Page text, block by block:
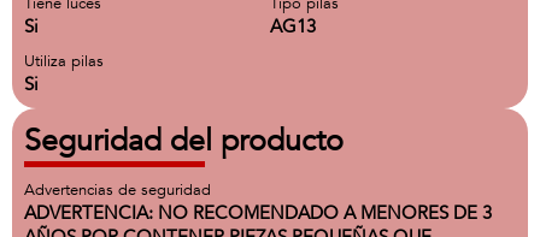
Si AG13
Utiliza pilas
Si
Seguridad del producto
Advertencias de seguridad
ADVERTENCIA: NO RECOMENDADO A MENORES DE 3